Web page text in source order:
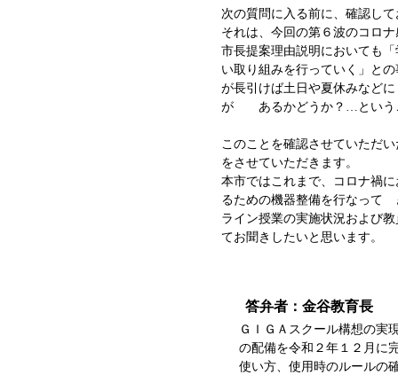
次の質問に入る前に、確認し
それは、今回の第６波のコロ
市長提案理由説明においても
い取り組みを行っていく」と
が長引けば土日や夏休みなど
が あるかどうか？…という
このことを確認させていただ
をさせていただきます。
本市ではこれまで、コロナ禍
るための機器整備を行なっ
ライン授業の実施状況およ
てお聞きしたいと思います。
答弁者：金谷教育長
ＧＩＧＡスクール構想の実
の配備を令和２年１２月に
使い方、使用時のルールの